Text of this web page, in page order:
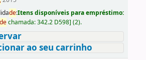
de:Itens disponíveis para empréstimo:
dechamada:342.2 D598] (2).
ao seu carrinho